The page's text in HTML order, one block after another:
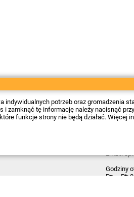
Sklep
ul.
Email:
Godziny
Pn – Pt:
potrzeb oraz gromadzenia
tę informację należy nacisnąć
funkcje strony nie będą działać. Więcej